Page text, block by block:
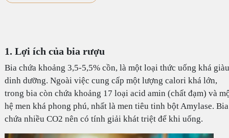
1. Lợi ích của bia rượu
Bia chứa khoảng 3,5-5,5% cồn, là một loại thức uống khá giàu
dinh dưỡng. Ngoài việc cung cấp một lượng calori khá lớn,
trong bia còn chứa khoảng 17 loại acid amin (chất đạm) và
hệ men khá phong phú, nhất là men tiêu tinh bột Amylase. Bia
chứa nhiều CO2 nên có tính giải khát triệt để khi uống.